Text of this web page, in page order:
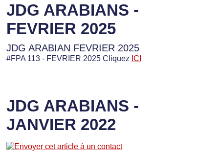
JDG ARABIANS -
FEVRIER 2025
JDG ARABIAN FEVRIER 2025
#FPA 113 - FEVRIER 2025 Cliquez ICI
JDG ARABIANS -
JANVIER 2022